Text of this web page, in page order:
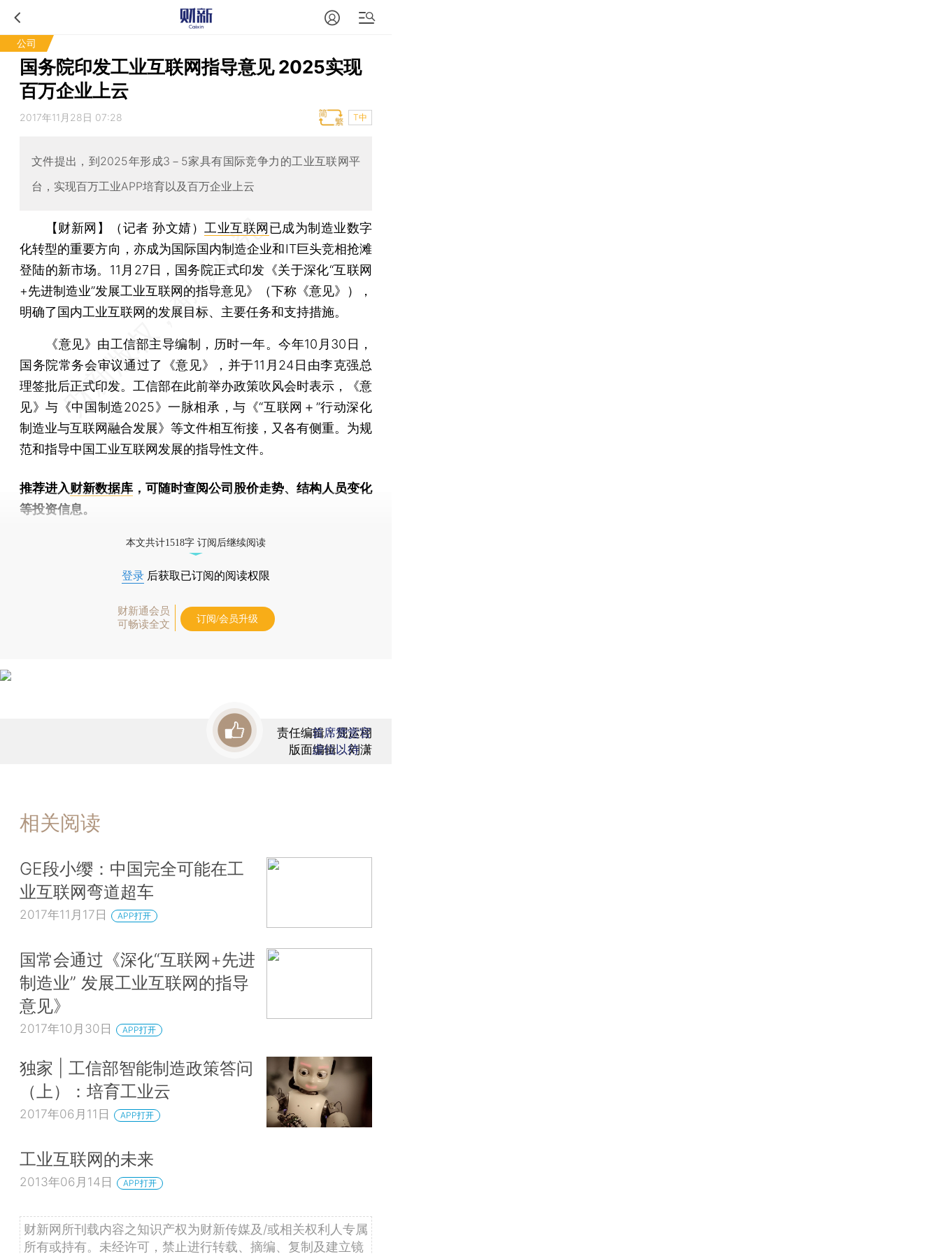
公司
国务院印发工业互联网指导意见 2025实现
百万企业上云
2017年11月28日 07:28 T中
文件提出，到2025年形成3－5家具有国际竞争力的工业互联网平
台，实现百万工业APP培育以及百万企业上云
【财新网】（记者 孙文婧） 工业互联网已成为制造业数字
化转型的重要方向，亦成为国际国内制造企业和IT巨头竞相抢滩
登陆的新市场。11月27日，国务院正式印发《关于深化“互联网
+先进制造业”发展工业互联网的指导意见》（下称《意见》），
明确了国内工业互联网的发展目标、主要任务和支持措施。
《意见》由工信部主导编制，历时一年。今年10月30日，
国务院常务会审议通过了《意见》，并于11月24日由李克强总
理签批后正式印发。工信部在此前举办政策吹风会时表示，《意
见》与《中国制造2025》一脉相承，与《“互联网＋”行动深化
制造业与互联网融合发展》等文件相互衔接，又各有侧重。为规
范和指导中国工业互联网发展的指导性文件。
推荐进入财新数据库 ，可随时查阅公司股价走势、结构人员变化
等投资信息。
本文共计1518字 订阅后继续阅读
登录 后获取已订阅的阅读权限
财新通会员
可畅读全文
订阅/会员升级
责任编辑：屈运栩
版面编辑：刘潇
首席赞赏官
虚位以待
相关阅读
GE段小缨：中国完全可能在工
业互联网弯道超车
2017年11月17日 APP打开
国常会通过《深化“互联网+先进
制造业” 发展工业互联网的指导
意见》
2017年10月30日 APP打开
独家 | 工信部智能制造政策答问
（上）：培育工业云
2017年06月11日 APP打开
工业互联网的未来
2013年06月14日 APP打开
财新网所刊载内容之知识产权为财新传媒及/或相关权利人专属
所有或持有。未经许可，禁止进行转载、摘编、复制及建立镜